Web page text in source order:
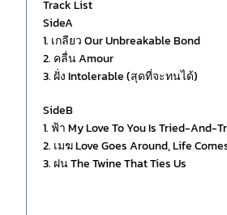
Track List
SideA
1. เกลียว Our Unbreakable Bond
2. คลื่น Amour
3. ฝั่ง Intolerable (สุดที่จะทนได้)
SideB
1. ฟ้า My Love To You Is Tried-And-
2. เมฆ Love Goes Around, Life
3. ฝน The Twine That Ties Us